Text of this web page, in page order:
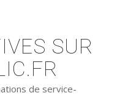
SUR
de service-